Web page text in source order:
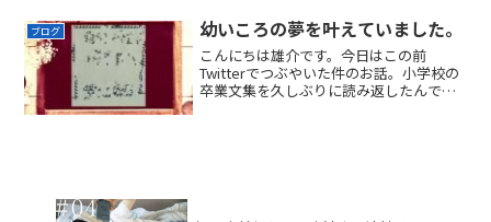
から、ジム活…ってことで、前回もこの
ような撮影をし...
ブログ 幼いころの夢を叶えていました。
こんにちは雄介です。今日はこの前
Twitterでつぶやいた件のお話。小学校の
卒業文集を久しぶりに読み返したんです